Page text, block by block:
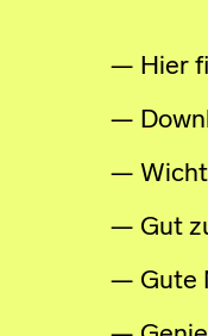
Hier
Gut
Gute